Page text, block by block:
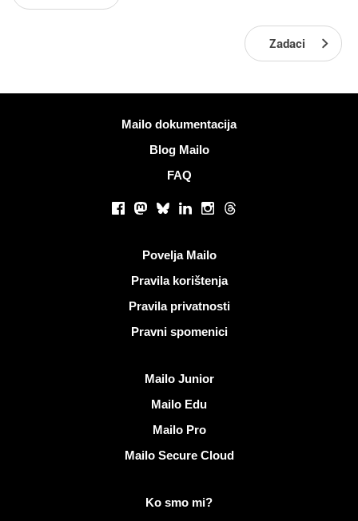
Zadaci
Mailo dokumentacija
Blog Mailo
FAQ
Facebook
Mastodon
BlueskyLinkedInInstagram
Threads
Povelja Mailo
Pravila korištenja
Pravila privatnosti
Pravni spomenici
Mailo Junior
Mailo Edu
Mailo Pro
Mailo Secure Cloud
Ko smo mi?